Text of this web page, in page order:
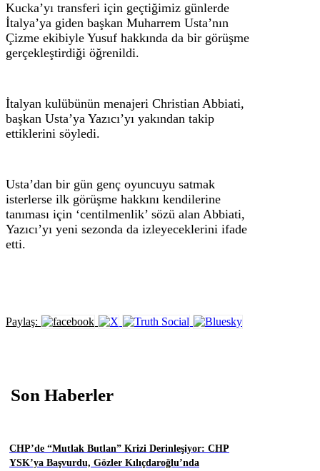
Kucka’yı transferi için geçtiğimiz günlerde
İtalya’ya giden başkan Muharrem Usta’nın
Çizme ekibiyle Yusuf hakkında da bir görüşme
gerçekleştirdiği öğrenildi.
İtalyan kulübünün menajeri Christian Abbiati,
başkan Usta’ya Yazıcı’yı yakından takip
ettiklerini söyledi.
Usta’dan bir gün genç oyuncuyu satmak
isterlerse ilk görüşme hakkını kendilerine
tanıması için ‘centilmenlik’ sözü alan Abbiati,
Yazıcı’yı yeni sezonda da izleyeceklerini ifade
etti.
Paylaş:
Son Haberler
CHP’de “Mutlak Butlan” Krizi Derinleşiyor: CHP
YSK’ya Başvurdu, Gözler Kılıçdaroğlu’nda